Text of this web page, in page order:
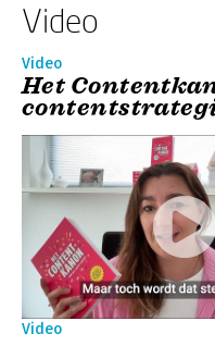
Video
Video
Het
Video